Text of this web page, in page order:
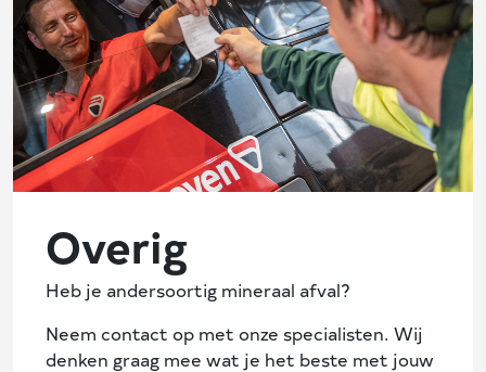
Overig
Heb je andersoortig mineraal afval?
Neem contact op met onze specialisten. Wij
denken graag mee wat je het beste met jouw